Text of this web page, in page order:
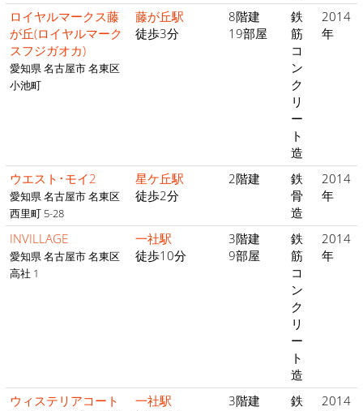
ロイヤルマークス藤
が丘(ロイヤルマーク
スフジガオカ)
愛知県 名古屋市 名東区
小池町
藤が丘駅
徒歩3分
8階建
19部屋
鉄
筋
コ
ン
ク
リ
ー
ト
造
2014
年
ウエスト･モイ2
愛知県 名古屋市 名東区
西里町 5-28
星ケ丘駅
徒歩2分
2階建
鉄
骨
造
2014
年
INVILLAGE
愛知県 名古屋市 名東区
高社 1
一社駅
徒歩10分
3階建
9部屋
鉄
筋
コ
ン
ク
リ
ー
ト
造
2014
年
ウィステリアコート
一社駅
3階建
鉄
2014